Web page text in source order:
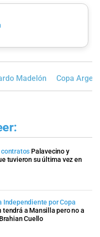
Madelón Copa
Palavecino y
tuvieron su última vez en
Independiente por Copa
tendrá a Mansilla pero no a
Cuello